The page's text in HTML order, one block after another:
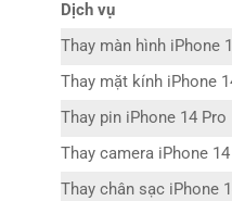
Dịch vụ
Thay màn hình iPhone
Thay mặt kính iPhone
Thay pin iPhone 14 Pro
Thay camera iPhone
Thay chân sạc iPhone